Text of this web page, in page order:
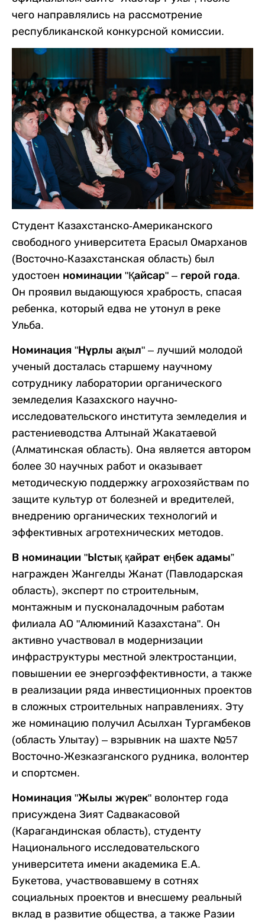
чего направлялись на рассмотрение
республиканской конкурсной комиссии.
Студент Казахстанско-Американского
свободного университета Ерасыл Омарханов
(Восточно-Казахстанская область) был
удостоен номинации "Қайсар" – герой года.
Он проявил выдающуюся храбрость, спасая
ребенка, который едва не утонул в реке
Ульба.
Номинация "Нұрлы ақыл" – лучший молодой
ученый досталась старшему научному
сотруднику лаборатории органического
земледелия Казахского научно-
исследовательского института земледелия и
растениеводства Алтынай Жакатаевой
(Алматинская область). Она является автором
более 30 научных работ и оказывает
методическую поддержку агрохозяйствам по
защите культур от болезней и вредителей,
внедрению органических технологий и
эффективных агротехнических методов.
В номинации "Ыстық қайрат еңбек адамы”
награжден Жангелды Жанат (Павлодарская
область), эксперт по строительным,
монтажным и пусконаладочным работам
филиала АО "Алюминий Казахстана". Он
активно участвовал в модернизации
инфраструктуры местной электростанции,
повышении ее энергоэффективности, а также
в реализации ряда инвестиционных проектов
в сложных строительных направлениях. Эту
же номинацию получил Асылхан Тургамбеков
(область Улытау) – взрывник на шахте №57
Восточно-Жезказганского рудника, волонтер
и спортсмен.
Номинация "Жылы жүрек" волонтер года
присуждена Зият Садвакасовой
(Карагандинская область), студенту
Национального исследовательского
университета имени академика Е.А.
Букетова, участвовавшему в сотнях
социальных проектов и внесшему реальный
вклад в развитие общества, а также Разии